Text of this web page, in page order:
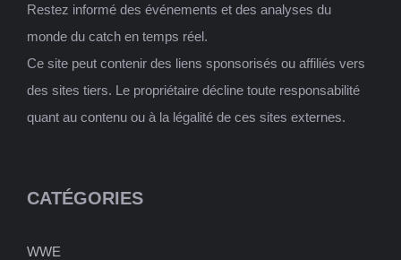
Restez informé des événements et des analyses du
monde du catch en temps réel.
Ce site peut contenir des liens sponsorisés ou affiliés vers
des sites tiers. Le propriétaire décline toute responsabilité
quant au contenu ou à la légalité de ces sites externes.
CATÉGORIES
WWE